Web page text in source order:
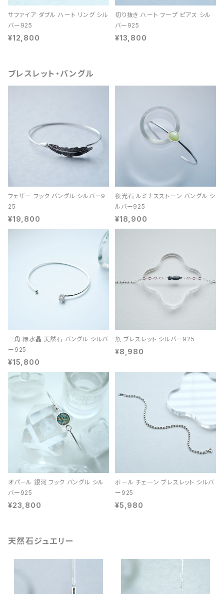
サファイア ダブル ハート リング シル
バー925
¥12,800
切り抜き ハート フープ ピアス シル
バー925
¥13,800
ブレスレット・バングル
フェザー フック バングル シルバー9
25
¥19,800
夜光石 ルミナスストーン バングル シ
ルバー925
¥18,900
三角 緑水晶 天然石 バングル シルバ
ー925
¥15,800
魚 ブレスレット シルバー925
¥8,980
オパール 銀河 フック バングル シル
バー925
¥23,800
ボール チェーン ブレスレット シルバ
ー925
¥5,980
天然石ジュエリー